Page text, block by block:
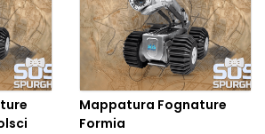
Mappatura Fognature
Formia